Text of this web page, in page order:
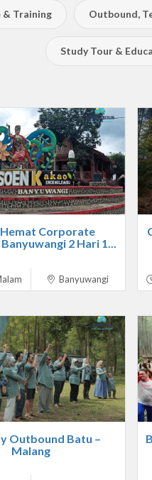
& Training Outbound,
Study Tour &
Corporate
2 Hari 1...
Banyuwangi
Outbound Batu –
Malang